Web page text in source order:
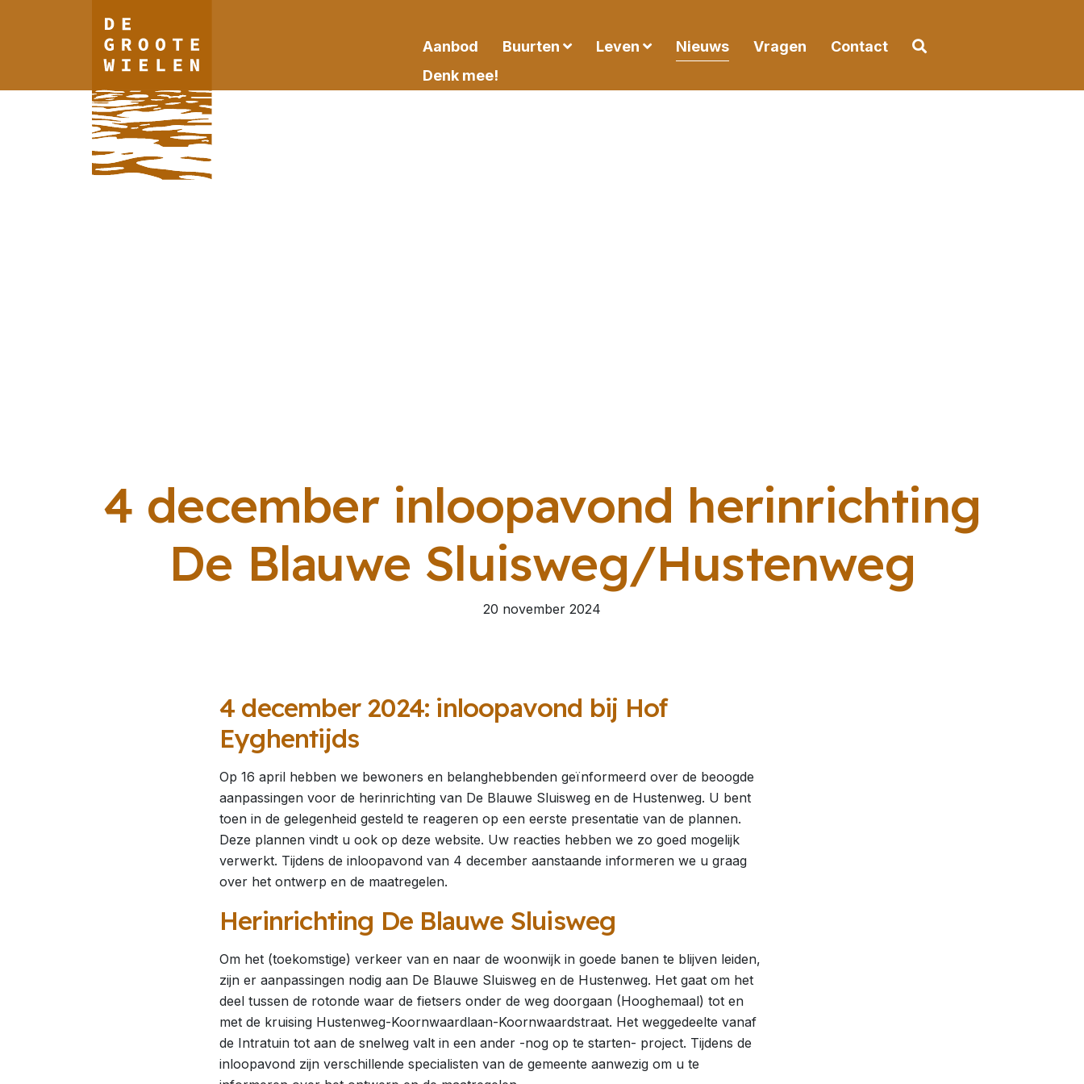
Aanbod Buurten Leven Nieuws Vragen Contact
Ga naar het
Denk mee!
4 december inloopavond herinrichting
De Blauwe Sluisweg/Hustenweg
20 november 2024
4 december 2024: inloopavond bij Hof
Eyghentijds
Op 16 april hebben we bewoners en belanghebbenden geïnformeerd over de beoogde
aanpassingen voor de herinrichting van De Blauwe Sluisweg en de Hustenweg. U bent
toen in de gelegenheid gesteld te reageren op een eerste presentatie van de plannen.
Deze plannen vindt u ook op deze website. Uw reacties hebben we zo goed mogelijk
verwerkt. Tijdens de inloopavond van 4 december aanstaande informeren we u graag
over het ontwerp en de maatregelen.
Herinrichting De Blauwe Sluisweg
Om het (toekomstige) verkeer van en naar de woonwijk in goede banen te blijven leiden,
zijn er aanpassingen nodig aan De Blauwe Sluisweg en de Hustenweg. Het gaat om het
deel tussen de rotonde waar de fietsers onder de weg doorgaan (Hooghemaal) tot en
met de kruising Hustenweg-Koornwaardlaan-Koornwaardstraat. Het weggedeelte vanaf
de Intratuin tot aan de snelweg valt in een ander -nog op te starten- project. Tijdens de
inloopavond zijn verschillende specialisten van de gemeente aanwezig om u te